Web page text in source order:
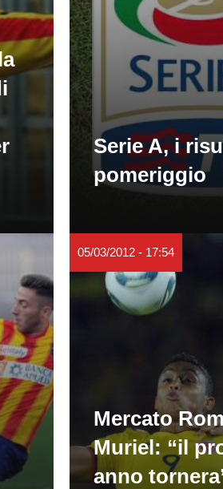
Serie A, i
pomeriggio
05/03/2012 - 17:54
Mercato
Muriel: “il
anno